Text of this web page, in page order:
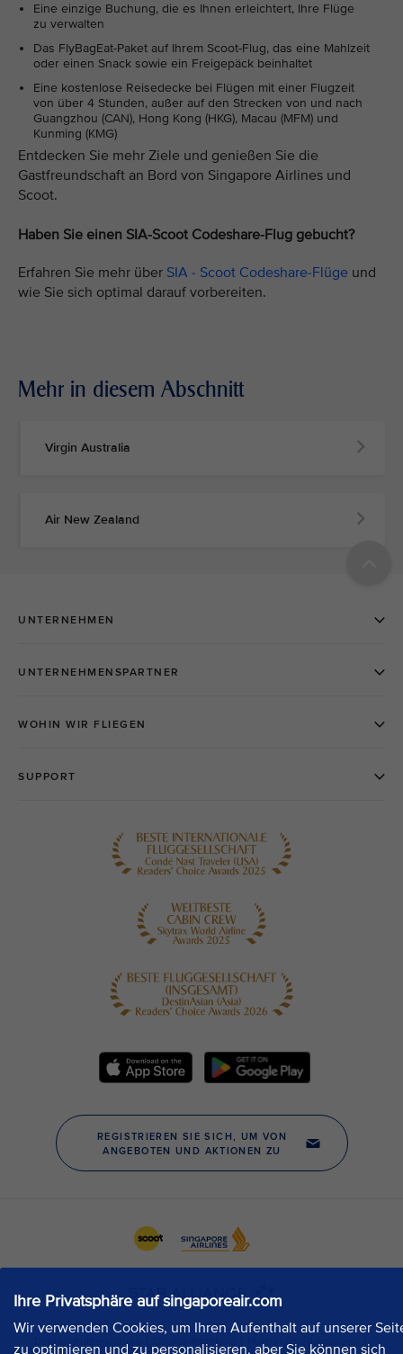
Ihre Privatsphäre auf singaporeair.com
Wir verwenden Cookies, um Ihren Aufenthalt auf unserer
zu optimieren und zu personalisieren, aber Sie können sich
Eine einzige Buchung, die es Ihnen erleichtert, Ihre Flüge
zu verwalten
Das FlyBagEat-Paket auf Ihrem Scoot-Flug, das eine Mahlzeit
oder einen Snack sowie ein Freigepäck beinhaltet
Eine kostenlose Reisedecke bei Flügen mit einer Flugzeit
von über 4 Stunden, außer auf den Strecken von und nach
Guangzhou (CAN), Hong Kong (HKG), Macau (MFM) und
Kunming (KMG)
Entdecken Sie mehr Ziele und genießen Sie die
Gastfreundschaft an Bord von Singapore Airlines und
Scoot.
Haben Sie einen SIA-Scoot Codeshare-Flug gebucht?
Erfahren Sie mehr über SIA - Scoot Codeshare-Flüge und
wie Sie sich optimal darauf vorbereiten.
Mehr in diesem Abschnitt
Virgin Australia
Air New Zealand